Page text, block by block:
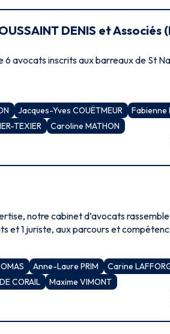
DENIS et Associés
6 avocats inscrits aux barreaux de St
Jacques-Yves COUËTMEUR
Fabienne
TEXIER
Caroline MATHON
notre cabinet d’avocats
et 1 juriste, aux parcours et
Anne-Laure PRIM
Carine
CORAIL
Maxime VIMONT